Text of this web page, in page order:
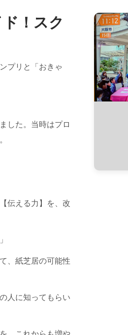
！スク
プリと「おきゃ
した。当時はプロ
伝える力】を、改
、紙芝居の可能性
人に知ってもらい